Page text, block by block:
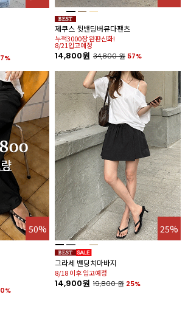
제쿠스 뒷밴딩버뮤다팬츠
누적3000장 완판신화!
8/21입고예정
14,800원 34,800원 57%
50% 25%
그라세 밴딩치마바지
8/18 이후 입고예정
14,900원 19,800원 25%